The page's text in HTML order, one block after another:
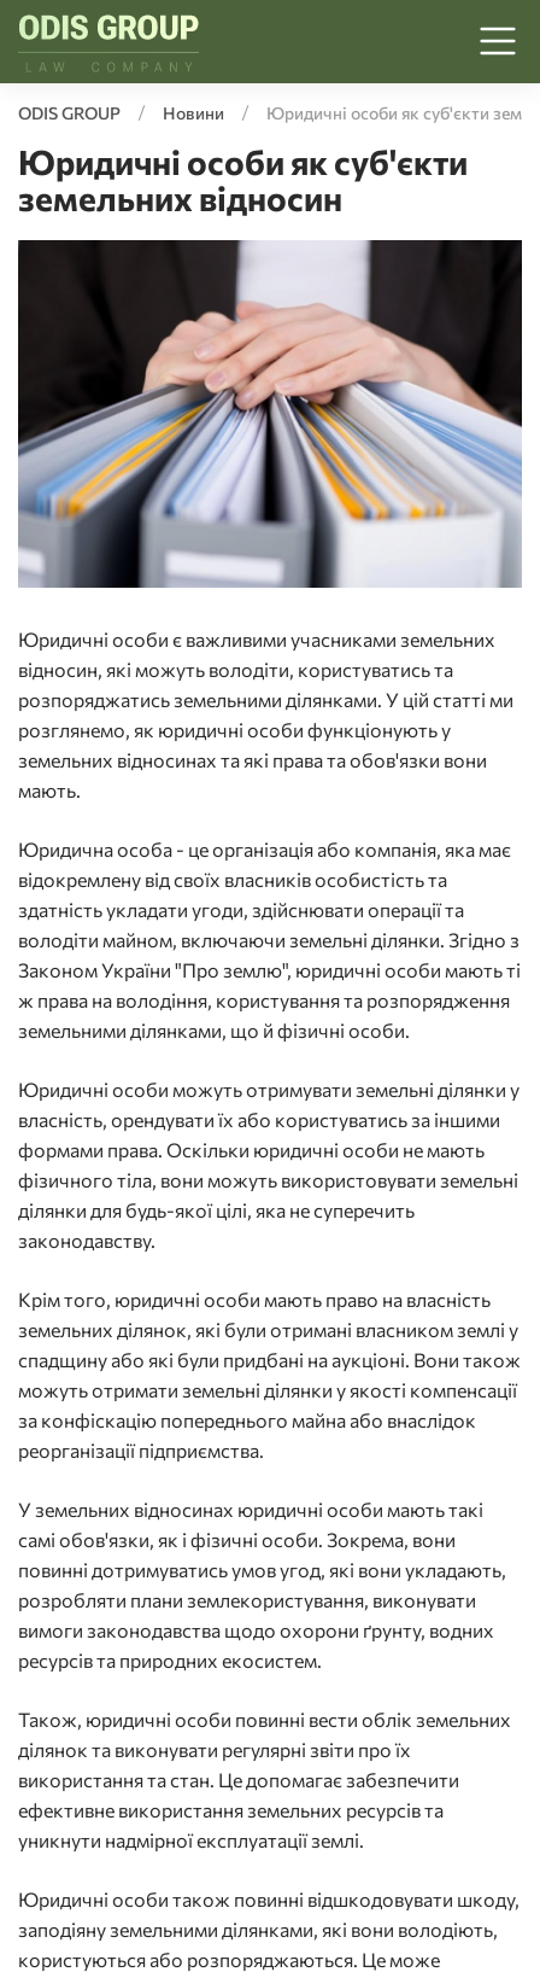
ODIS GROUP Новини Юридичні особи як суб'єкти
Юридичні особи як суб'єкти
земельних відносин
Юридичні особи є важливими учасниками земельних
відносин, які можуть володіти, користуватись та
розпоряджатись земельними ділянками. У цій статті ми
розглянемо, як юридичні особи функціонують у
земельних відносинах та які права та обов'язки вони
мають.
Юридична особа - це організація або компанія, яка має
відокремлену від своїх власників особистість та
здатність укладати угоди, здійснювати операції та
володіти майном, включаючи земельні ділянки. Згідно з
Законом України "Про землю", юридичні особи мають ті
ж права на володіння, користування та розпорядження
земельними ділянками, що й фізичні особи.
Юридичні особи можуть отримувати земельні ділянки у
власність, орендувати їх або користуватись за іншими
формами права. Оскільки юридичні особи не мають
фізичного тіла, вони можуть використовувати земельні
ділянки для будь-якої цілі, яка не суперечить
законодавству.
Крім того, юридичні особи мають право на власність
земельних ділянок, які були отримані власником землі у
спадщину або які були придбані на аукціоні. Вони також
можуть отримати земельні ділянки у якості компенсації
за конфіскацію попереднього майна або внаслідок
реорганізації підприємства.
У земельних відносинах юридичні особи мають такі
самі обов'язки, як і фізичні особи. Зокрема, вони
повинні дотримуватись умов угод, які вони укладають,
розробляти плани землекористування, виконувати
вимоги законодавства щодо охорони ґрунту, водних
ресурсів та природних екосистем.
Також, юридичні особи повинні вести облік земельних
ділянок та виконувати регулярні звіти про їх
використання та стан. Це допомагає забезпечити
ефективне використання земельних ресурсів та
уникнути надмірної експлуатації землі.
Юридичні особи також повинні відшкодовувати шкоду,
заподіяну земельними ділянками, які вони володіють,
користуються або розпоряджаються. Це може